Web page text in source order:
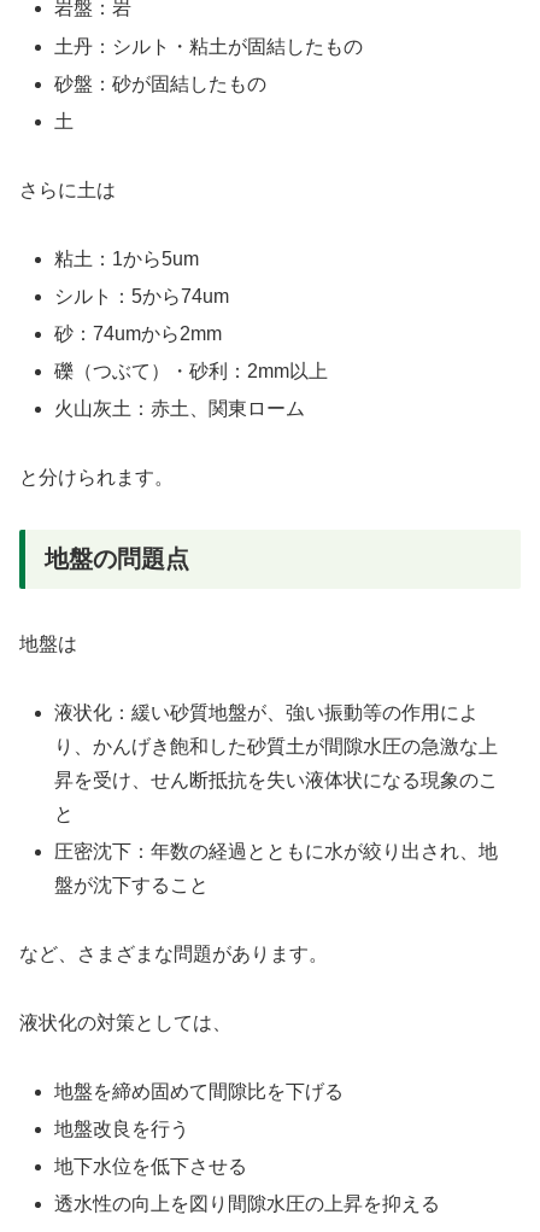
岩盤：岩
土丹：シルト・粘土が固結したもの
砂盤：砂が固結したもの
土
さらに土は
粘土：1から5um
シルト：5から74um
砂：74umから2mm
礫（つぶて）・砂利：2mm以上
火山灰土：赤土、関東ローム
と分けられます。
地盤の問題点
地盤は
液状化：緩い砂質地盤が、強い振動等の作用によ
り、かんげき飽和した砂質土が間隙水圧の急激な上
昇を受け、せん断抵抗を失い液体状になる現象のこ
と
圧密沈下：年数の経過とともに水が絞り出され、地
盤が沈下すること
など、さまざまな問題があります。
液状化の対策としては、
地盤を締め固めて間隙比を下げる
地盤改良を行う
地下水位を低下させる
透水性の向上を図り間隙水圧の上昇を抑える